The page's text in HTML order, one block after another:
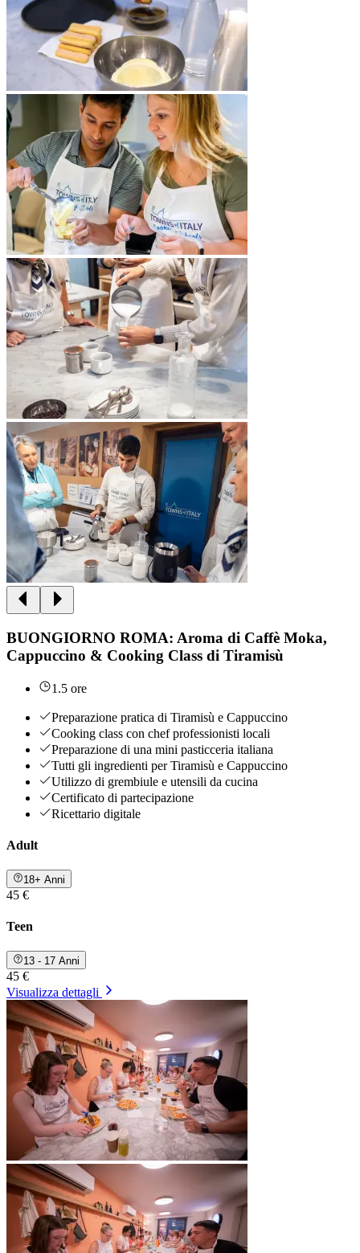
BUONGIORNO ROMA: Aroma di Caffè Moka,
Cappuccino & Cooking Class di Tiramisù
1.5 ore
Preparazione pratica di Tiramisù e Cappuccino
Cooking class con chef professionisti locali
Preparazione di una mini pasticceria italiana
Tutti gli ingredienti per Tiramisù e Cappuccino
Utilizzo di grembiule e utensili da cucina
Certificato di partecipazione
Ricettario digitale
Adult
18+ Anni
45 €
Teen
13 - 17 Anni
45 €
Visualizza dettagli